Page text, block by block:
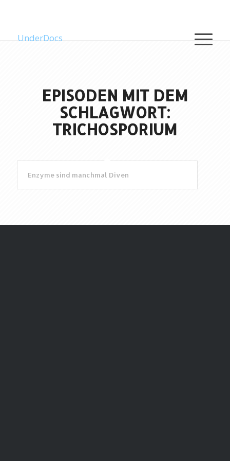
UnderDocs
EPISODEN MIT DEM
SCHLAGWORT:
TRICHOSPORIUM
Enzyme sind manchmal Diven